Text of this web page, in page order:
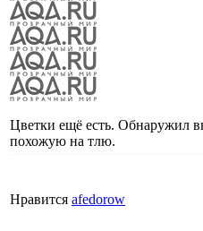
Цветки ещё есть. Обнаружил
похожую на тлю.
Нравится afedorow